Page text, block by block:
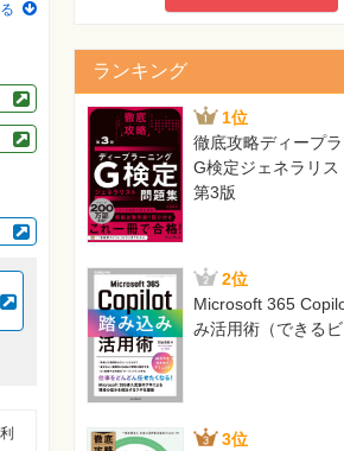
ランキング
1位
徹底攻略ディープ
G検定ジェネラリス
第3版
2位
Microsoft 365
み活用術（できるビ
3位